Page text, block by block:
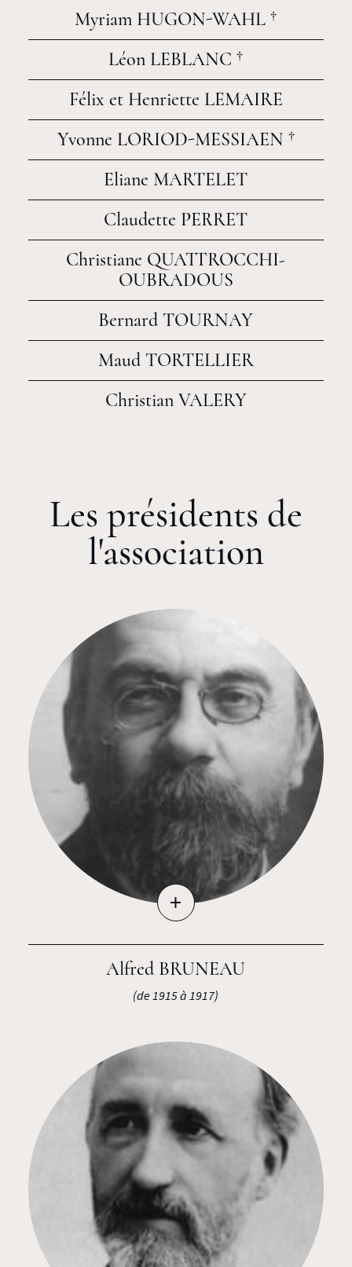
Myriam HUGON-WAHL †
Léon LEBLANC †
Félix et Henriette LEMAIRE
Yvonne LORIOD-MESSIAEN †
Eliane MARTELET
Claudette PERRET
Christiane QUATTROCCHI-
OUBRADOUS
Bernard TOURNAY
Maud TORTELLIER
Christian VALERY
Les présidents de
l'association
+
Alfred BRUNEAU
(de 1915 à 1917)